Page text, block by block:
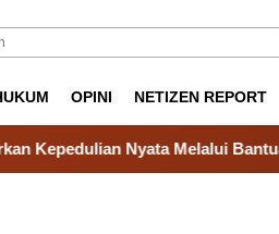
OPINI NETIZEN REPORT
Bantuan Sosial untuk Keluarga